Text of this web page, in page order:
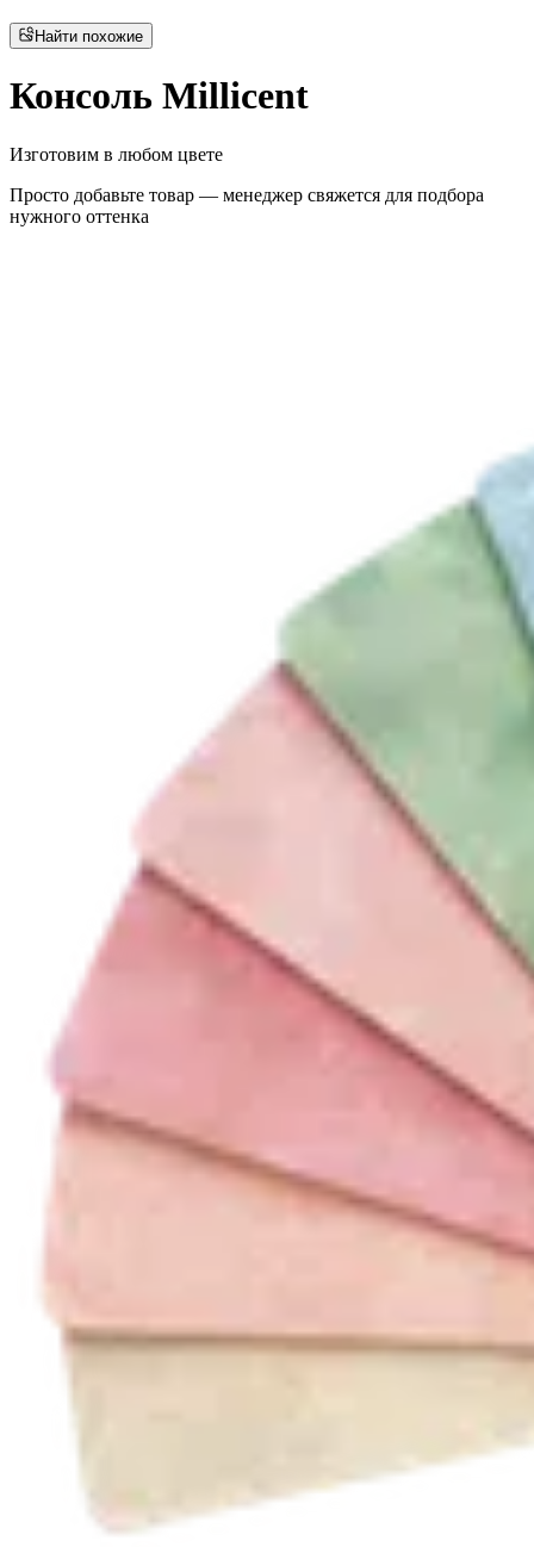
Найти похожие
Консоль Millicent
Изготовим в любом цвете
Просто добавьте товар — менеджер свяжется для подбора
нужного оттенка